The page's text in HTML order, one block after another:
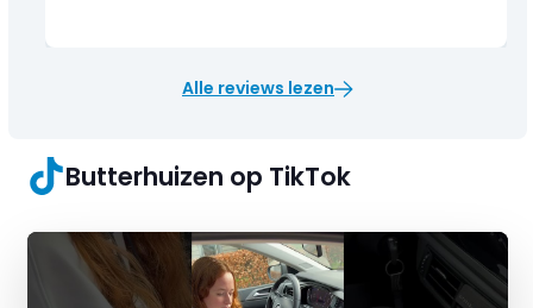
Alle reviews lezen
Butterhuizen op TikTok